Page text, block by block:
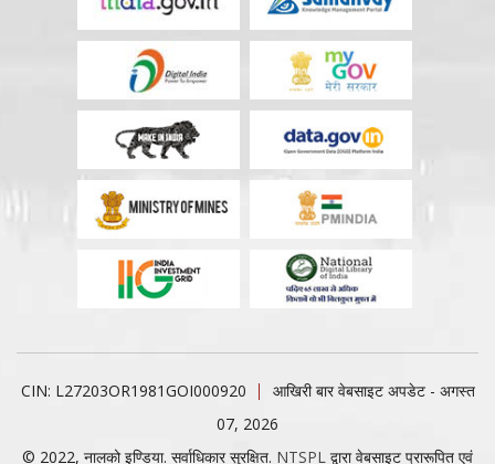
CIN: L27203OR1981GOI000920
आखिरी बार वेबसाइट अपडेट - अगस्त
07, 2026
© 2022, नालको इण्डिया. सर्वाधिकार सुरक्षित. NTSPL द्वारा वेबसाइट प्रारूपित एवं